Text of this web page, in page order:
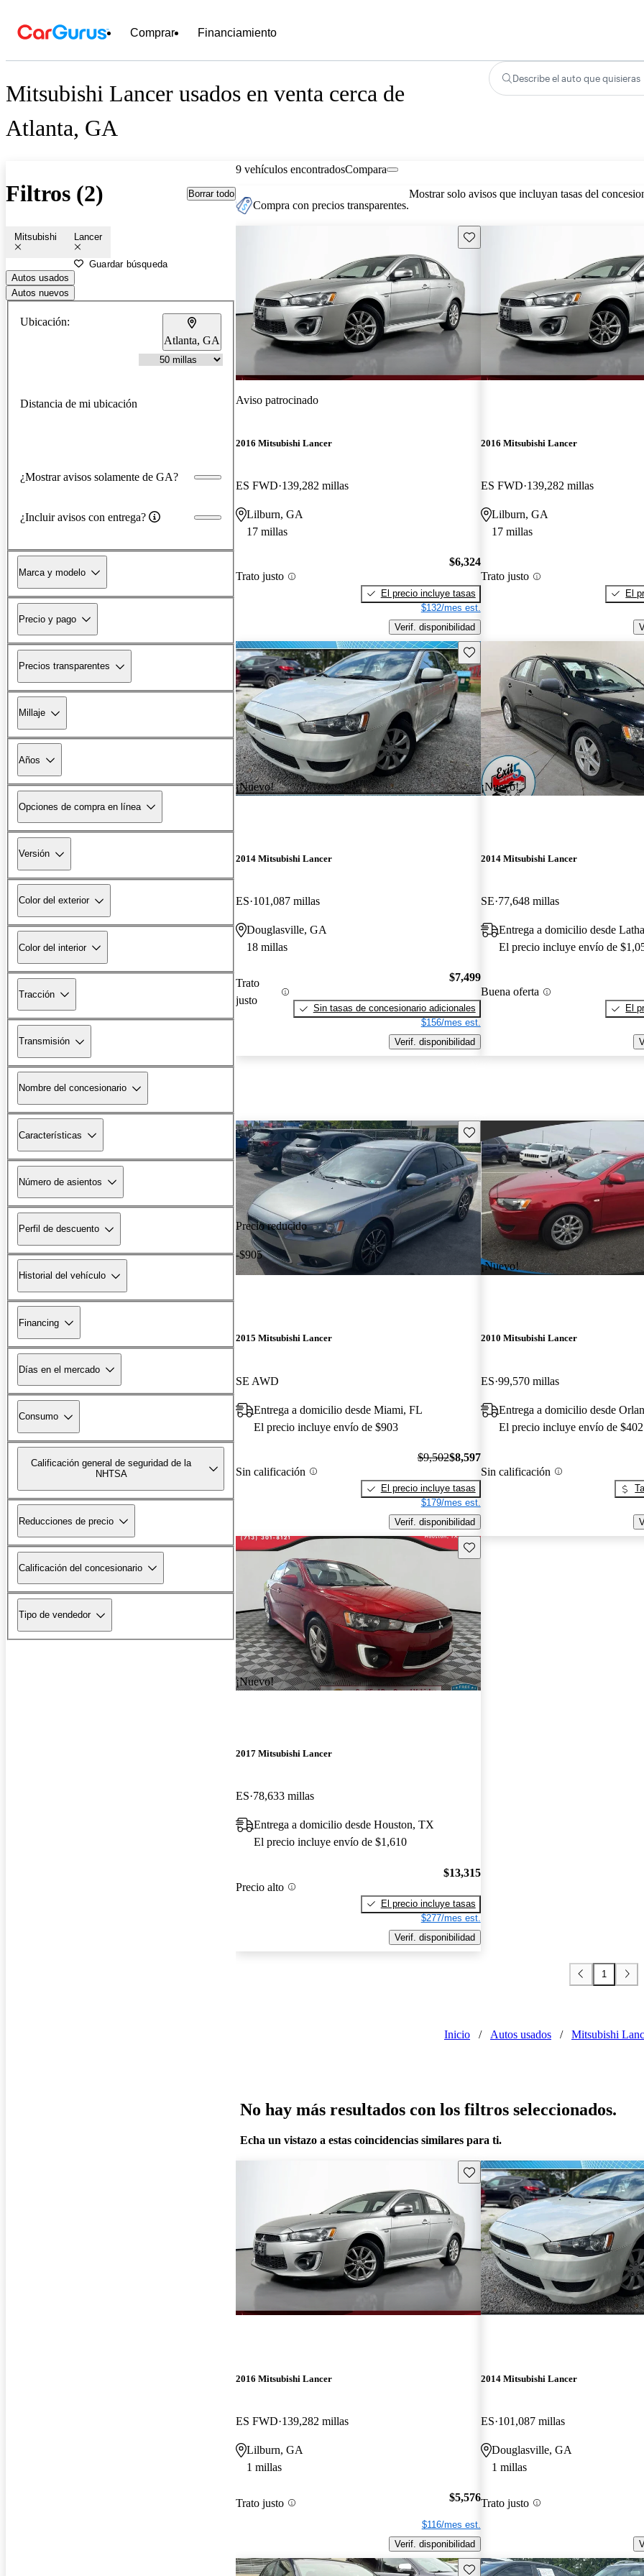
Comprar Financiamiento
Mitsubishi Lancer usados en venta cerca de
Atlanta, GA
Describe el auto que quisieras
Filtros (2) Borrar todo
Mitsubishi Lancer
Guardar búsqueda
Autos usados
Autos nuevos
Ubicación:
Atlanta, GA
Distancia de mi ubicación
¿Mostrar avisos solamente de GA?
¿Incluir avisos con entrega?
Marca y modelo
Precio y pago
Precios transparentes
Millaje
Años
Opciones de compra en línea
Versión
Color del exterior
Color del interior
Tracción
Transmisión
Nombre del concesionario
Características
Número de asientos
Perfil de descuento
Historial del vehículo
Financing
Días en el mercado
Consumo
Calificación general de seguridad de la
NHTSA
Reducciones de precio
Calificación del concesionario
Tipo de vendedor
9 vehículos encontradosCompara
Compra con precios transparentes.
Mostrar solo avisos que incluyan tasas del
Guarda este Aviso
Aviso patrocinado
2016 Mitsubishi Lancer
ES FWD 139,282 millas
Lilburn, GA
17 millas
Trato justo
$6,324
El precio incluye tasas
$132/mes est.
Verif. disponibilidad
2016 Mitsubishi Lancer
ES FWD 139,282 millas
Lilburn, GA
17 millas
Trato justo
El
¡Nuevo!
Guarda este Aviso
2014 Mitsubishi Lancer
ES 101,087 millas
Douglasville, GA
18 millas
Trato
justo
$7,499
Sin tasas de concesionario adicionales
$156/mes est.
Verif. disponibilidad
¡Nuevo!
2014 Mitsubishi Lancer
SE 77,648 millas
Entrega a domicilio desde
El precio incluye envío de
Buena oferta
El
Precio reducido
-$905
Guarda este Aviso
2015 Mitsubishi Lancer
SE AWD
Entrega a domicilio desde Miami, FL
El precio incluye envío de $903
Sin calificación
$9,502$8,597
El precio incluye tasas
$179/mes est.
Verif. disponibilidad
¡Nuevo!
2010 Mitsubishi Lancer
ES 99,570 millas
Entrega a domicilio desde
El precio incluye envío de $402
Sin calificación
¡Nuevo!
Guarda este Aviso
2017 Mitsubishi Lancer
ES 78,633 millas
Entrega a domicilio desde Houston, TX
El precio incluye envío de $1,610
Precio alto
$13,315
El precio incluye tasas
$277/mes est.
Verif. disponibilidad
1
Inicio / Autos usados / Mitsubishi
No hay más resultados con los filtros seleccionados.
Echa un vistazo a estas coincidencias similares para ti.
Guarda este Aviso
2016 Mitsubishi Lancer
ES FWD 139,282 millas
Lilburn, GA
1 millas
Trato justo $5,576
$116/mes est.
Verif. disponibilidad
2014 Mitsubishi Lancer
ES 101,087 millas
Douglasville, GA
1 millas
Trato justo
Guarda este Aviso